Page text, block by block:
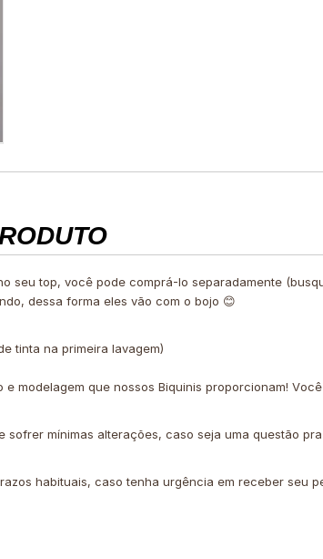
seu top, você pode comprá-lo separadamente
dessa forma eles vão com o bojo 😊
tinta na primeira lavagem)
modelagem que nossos Biquinis proporcionam!
mínimas alterações, caso seja uma questão
habituais, caso tenha urgência em receber seu